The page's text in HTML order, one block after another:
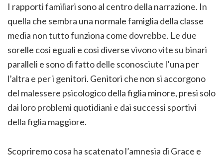
I rapporti familiari sono al centro della narrazione. In
quella che sembra una normale famiglia della classe
media non tutto funziona come dovrebbe. Le due
sorelle così eguali e così diverse vivono vite su binari
paralleli e sono di fatto delle sconosciute l’una per
l’altra e per i genitori. Genitori che non si accorgono
del malessere psicologico della figlia minore, presi solo
dai loro problemi quotidiani e dai successi sportivi
della figlia maggiore.
Scopriremo cosa ha scatenato l’amnesia di Grace e